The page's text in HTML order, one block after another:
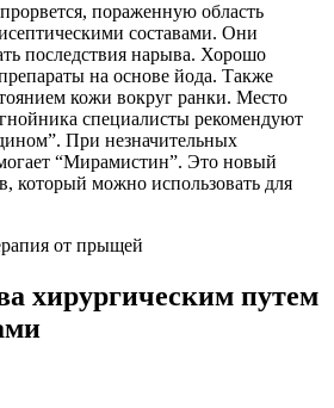
пораженную область
составами. Они
последствия нарыва. Хорошо
на основе йода. Также
кожи вокруг ранки. Место
специалисты рекомендуют
При незначительных
“Мирамистин”. Это новый
который можно использовать для
от прыщей
хирургическим путем